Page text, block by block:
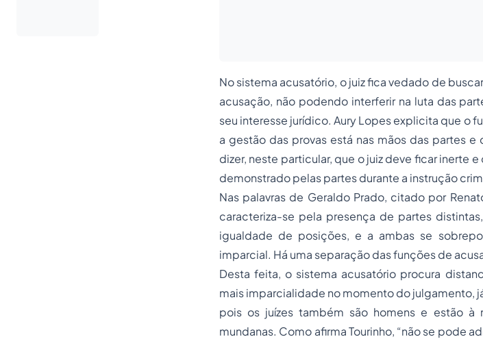
No sistema acusatório, o juiz fica vedado de
acusação, não podendo interferir na luta das
seu interesse jurídico. Aury Lopes explicita que o
a gestão das provas está nas mãos das partes
dizer, neste particular, que o juiz deve ficar inerte
demonstrado pelas partes durante a instrução
Nas palavras de Geraldo Prado, citado por
caracteriza-se pela presença de partes
igualdade de posições, e a ambas se
imparcial. Há uma separaçãodas funções de
Desta feita, o sistema acusatório procura
mais imparcialidade no momento do julgamento,
pois os juízes também são homens e estão à
mundanas. Como afirma Tourinho, “não se pode